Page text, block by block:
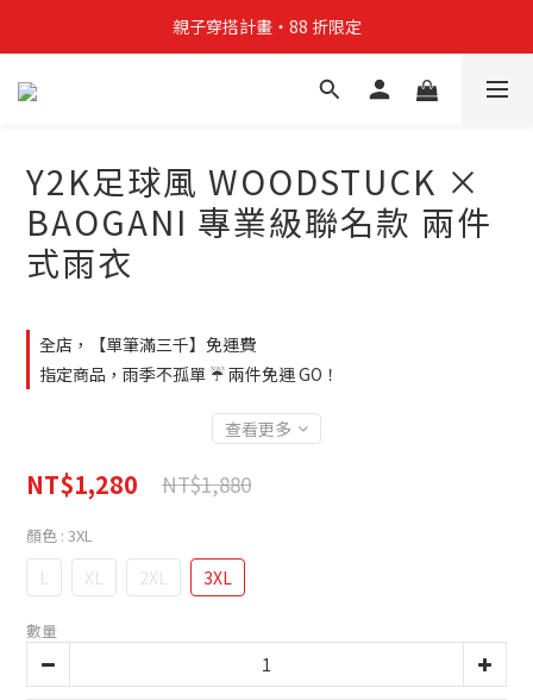
親子穿搭計畫・88 折限定
親子穿搭計畫・88 折限定
貼身補貨計畫  任選 6 件 $888
親子穿搭計畫・88 折限定
Y2K足球風 WOODSTUCK ×
BAOGANI 專業級聯名款 兩件
式雨衣
全店，【單筆滿三千】免運費
指定商品，雨季不孤單 ☔ 兩件免運 GO！
查看更多
NT$1,280 NT$1,880
顏色 : 3XL
L XL 2XL 3XL
數量